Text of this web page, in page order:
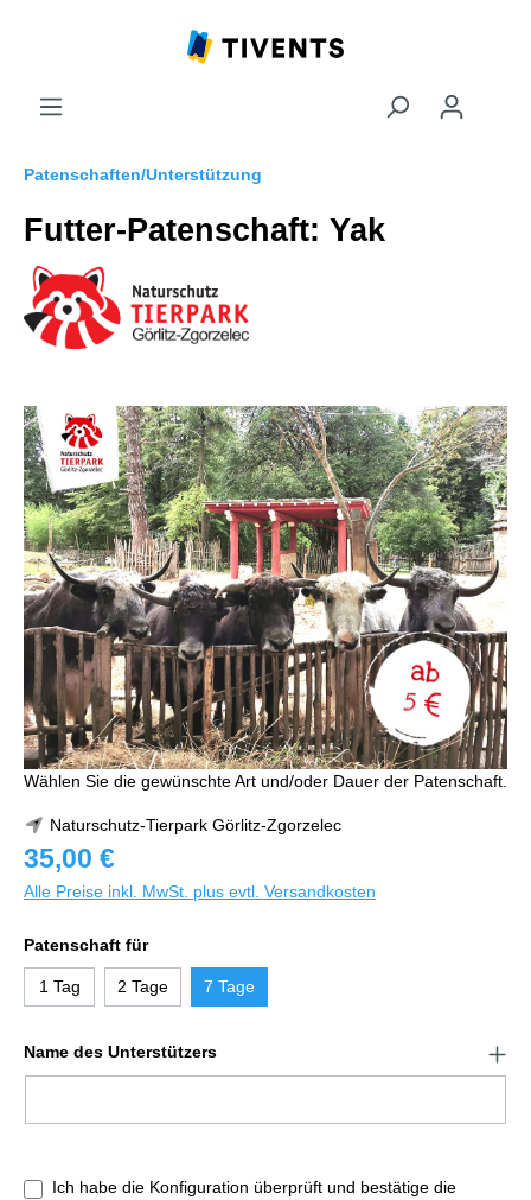
Patenschaften/Unterstützung
Futter-Patenschaft: Yak
Wählen Sie die gewünschte Art und/oder Dauer der Patenschaft.
Naturschutz-Tierpark Görlitz-Zgorzelec
35,00 €
Alle Preise inkl. MwSt. plus evtl. Versandkosten
Patenschaft für
1 Tag 2 Tage 7 Tage
Name des Unterstützers
Ich habe die Konfiguration überprüft und bestätige die